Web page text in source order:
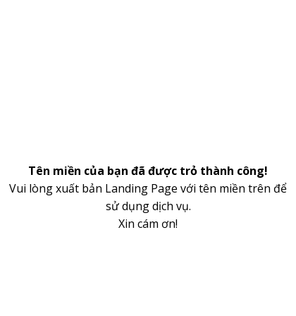
Tên miền của bạn đã được trỏ thành công!
Vui lòng xuất bản Landing Page với tên miền trên để
sử dụng dịch vụ.
Xin cám ơn!